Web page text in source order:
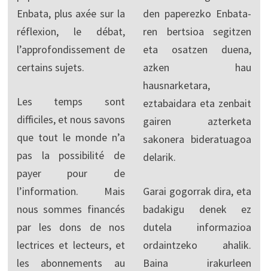
Enbata, plus axée sur la
réflexion, le débat,
l’approfondissement de
certains sujets.
Les temps sont
difficiles, et nous savons
que tout le monde n’a
pas la possibilité de
payer pour de
l’information. Mais
nous sommes financés
par les dons de nos
lectrices et lecteurs, et
les abonnements au
den paperezko Enbata-
ren bertsioa segitzen
eta osatzen duena,
azken hau
hausnarketara,
eztabaidara eta zenbait
gairen azterketa
sakonera bideratuagoa
delarik.
Garai gogorrak dira, eta
badakigu denek ez
dutela informazioa
ordaintzeko ahalik.
Baina irakurleen